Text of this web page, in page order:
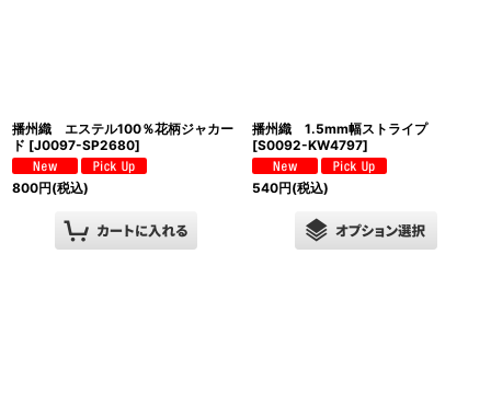
播州織 エステル100％花柄ジャカー
ド [J0097-SP2680]
800円(税込)
播州織 1.5mm幅ストライプ
[S0092-KW4797]
540円(税込)